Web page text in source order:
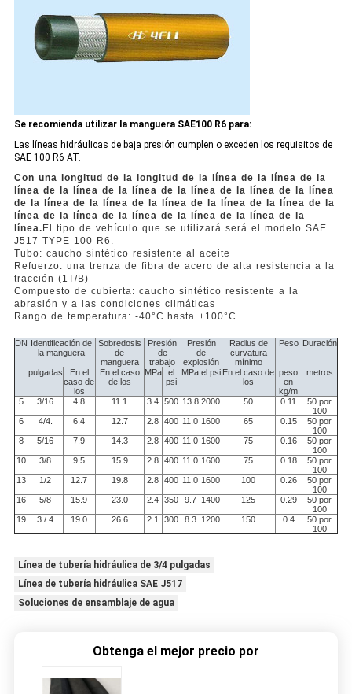
Se recomienda utilizar la manguera SAE100 R6 para:
Las líneas hidráulicas de baja presión cumplen o exceden los requisitos de
SAE 100 R6 AT.
Con una longitud de la longitud de la línea de la línea de la
línea de la línea de la línea de la línea de la línea de la línea
de la línea de la línea de la línea de la línea de la línea de la
línea de la línea de la línea de la línea de la línea de la
línea.El tipo de vehículo que se utilizará será el modelo SAE
J517 TYPE 100 R6.
Tubo: caucho sintético resistente al aceite
Refuerzo: una trenza de fibra de acero de alta resistencia a la
tracción (1T/B)
Compuesto de cubierta: caucho sintético resistente a la
abrasión y a las condiciones climáticas
Rango de temperatura: -40°C hasta +100°C
DN Identificación de
la manguera
Sobredosis
de
manguera
Presión
de
trabajo
Presión
de
explosión
Radius de
curvatura
mínimo
Peso Duración
pulgadas
En el
caso de
los
En el caso
de los
MPa
el
psi
MPa el psi En el caso de
los
peso
en
kg/m
metros
5 3/16 4.8 11.1 3.4 500 13.8 2000 50 0.11
50 por
100
6
4/4. 6.4 12.7 2.8 400 11.0 1600 65 0.15
50 por
100
8
5/16 7.9 14.3 2.8 400 11.0 1600 75 0.16
50 por
100
10
3/8 9.5 15.9 2.8 400 11.0 1600 75 0.18
50 por
100
13
1/2 12.7 19.8 2.8 400 11.0 1600 100 0.26
50 por
100
16
5/8 15.9 23.0 2.4 350 9.7 1400 125 0.29
50 por
100
19
3 / 4 19.0 26.6 2.1 300 8.3 1200 150 0.4
50 por
100
Línea de tubería hidráulica de 3/4 pulgadas
Línea de tubería hidráulica SAE J517
Soluciones de ensamblaje de agua
Obtenga el mejor precio por